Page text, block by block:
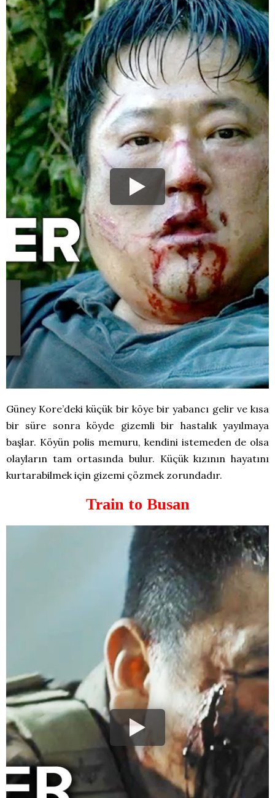
Güney Kore’deki küçük bir köye bir yabancı gelir ve kısa
bir süre sonra köyde gizemli bir hastalık yayılmaya
başlar. Köyün polis memuru, kendini istemeden de olsa
olayların tam ortasında bulur. Küçük kızının hayatını
kurtarabilmek için gizemi çözmek zorundadır.
Train to Busan